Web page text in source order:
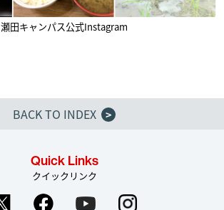
瀬田キャンパス公式Instagram
BACK TO INDEX
>
Quick Links
クイックリンク